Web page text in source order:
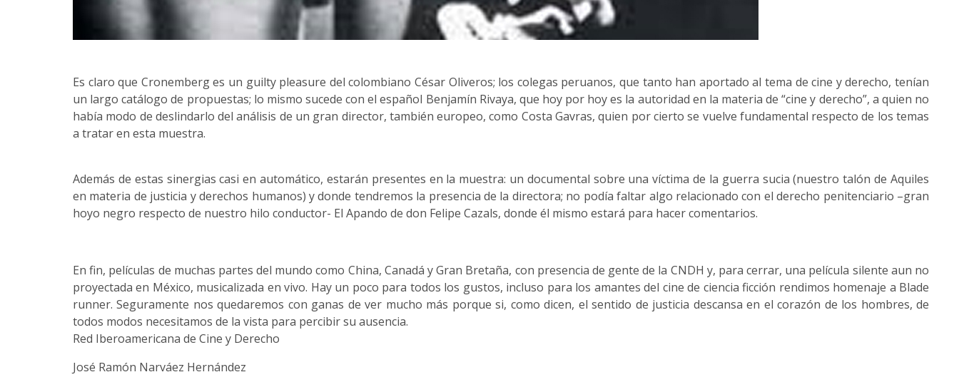
Es claro que Cronemberg es un guilty pleasure del colombiano César Oliveros; los colegas peruanos, que tanto han aportado al tema de cine y derecho, tenían
un largo catálogo de propuestas; lo mismo sucede con el español Benjamín Rivaya, que hoy por hoy es la autoridad en la materia de “cine y derecho”, a quien no
había modo de deslindarlo del análisis de un gran director, también europeo, como Costa Gavras, quien por cierto se vuelve fundamental respecto de los temas
a tratar en esta muestra.
Además de estas sinergias casi en automático, estarán presentes en la muestra: un documental sobre una víctima de la guerra sucia (nuestro talón de Aquiles
en materia de justicia y derechos humanos) y donde tendremos la presencia de la directora; no podía faltar algo relacionado con el derecho penitenciario –gran
hoyo negro respecto de nuestro hilo conductor- El Apando de don Felipe Cazals, donde él mismo estará para hacer comentarios.
En fin, películas de muchas partes del mundo como China, Canadá y Gran Bretaña, con presencia de gente de la CNDH y, para cerrar, una película silente aun no
proyectada en México, musicalizada en vivo. Hay un poco para todos los gustos, incluso para los amantes del cine de ciencia ficción rendimos homenaje a Blade
runner. Seguramente nos quedaremos con ganas de ver mucho más porque si, como dicen, el sentido de justicia descansa en el corazón de los hombres, de
todos modos necesitamos de la vista para percibir su ausencia.
Red Iberoamericana de Cine y Derecho
José Ramón Narváez Hernández